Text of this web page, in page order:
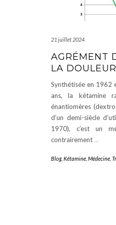
21 juillet 2024
AGRÉMENT
LA
Synthétisée en 1962
ans, la kétamine
énantiomères
d’un demi-siècle
1970), c’est un
contrairement …
Blog, Kétamine Médecine